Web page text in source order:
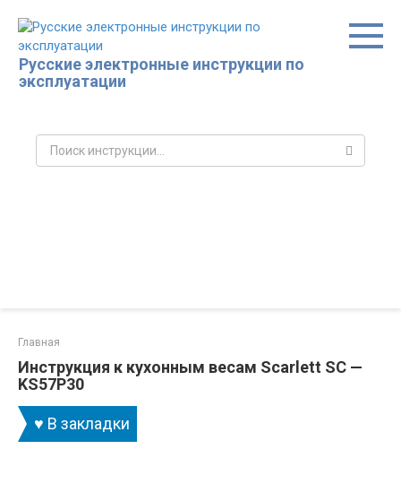
контенту
Русские электронные инструкции по
эксплуатации
Поиск:
Главная
Инструкция к кухонным весам Scarlett SC —
KS57P30
♥ В закладки